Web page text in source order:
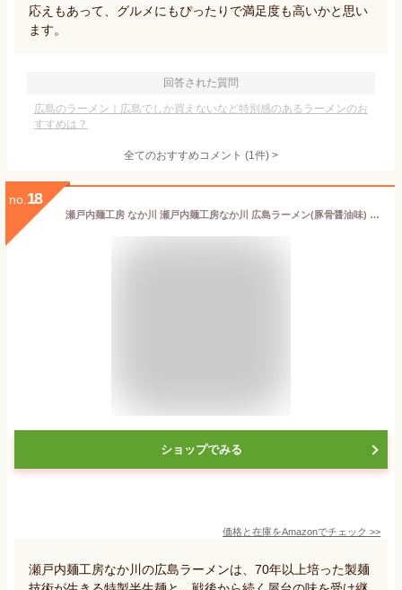
応えもあって、グルメにもぴったりで満足度も高いかと思い
ます。
回答された質問
広島のラーメン｜広島でしか買えないなど特別感のあるラーメンのお
すすめは？
全てのおすすめコメント (1件) >
no. 18
瀬戸内麺工房 なか川 瀬戸内麺工房なか川 広島ラーメン(豚骨醤油味) 320g ×3袋
ショップでみる
価格と在庫をAmazonでチェック >>
瀬戸内麺工房なか川の広島ラーメンは、70年以上培った製麺